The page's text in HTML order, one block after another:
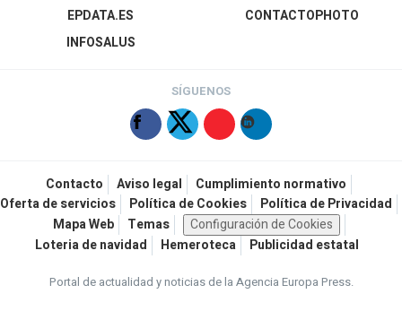
EPDATA.ES
INFOSALUS
CONTACTOPHOTO
SÍGUENOS
Contacto Aviso legal
Cumplimiento normativo
Oferta de servicios
Política de Cookies
Política de Privacidad
Mapa Web
Temas
Configuración de Cookies
Loteria de navidad
Hemeroteca Publicidad estatal
Portal de actualidad y noticias de la Agencia Europa Press.